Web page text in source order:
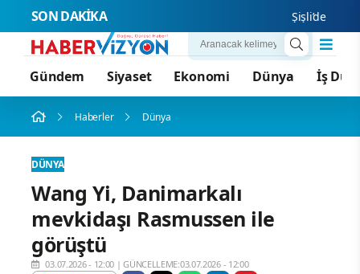
SON DAKİKA Şişli’de Nilda
Gündem Siyaset Ekonomi Dünya İş
Haberler Dünya
DÜNYA
Wang Yi, Danimarkalı
mevkidaşı Rasmussen ile
görüştü
03.07.2026 - 12:00 |GÜNCELLEME:03.07.2026 - 12:00